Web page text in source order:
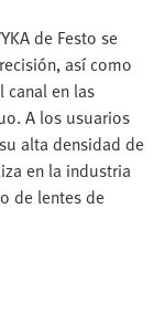
de Festo se
así como
en las
A los usuarios
alta densidad de
en la industria
de lentes de